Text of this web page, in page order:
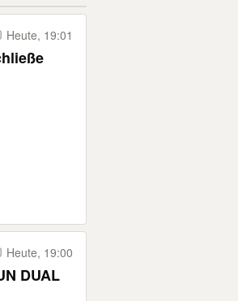
Heute, 19:01
Heute, 19:00
DUAL